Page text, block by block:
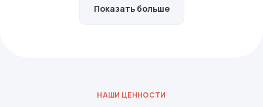
Показать больше
НАШИ ЦЕННОСТИ